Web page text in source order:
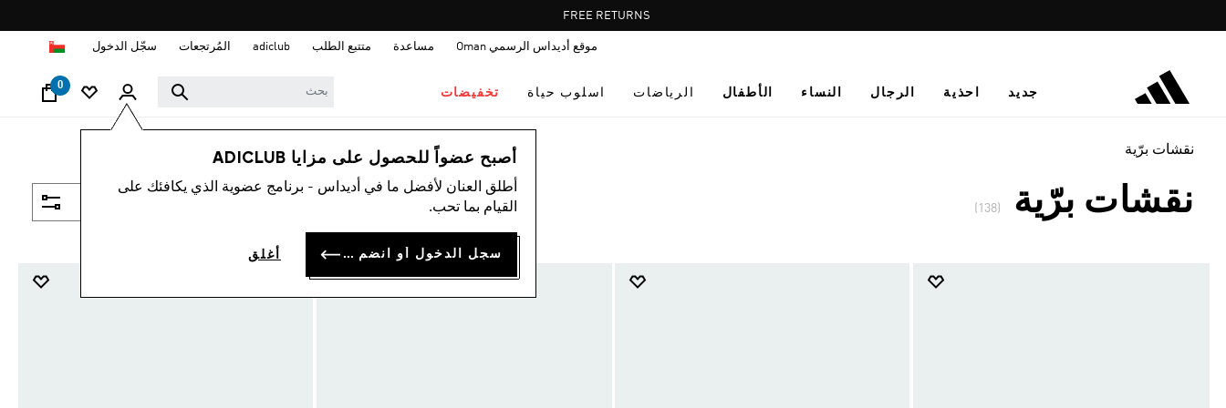
Pause
promotion
FREE RETURNS
موقع أديداس الرسمي Oman مساعدة متتبع الطلب adiclub المُرتجعات سجّل الدخول
جديد احذية الرجال النساء الأطفال الرياضات اسلوب حياة تخفيضات
0
أصبح عضواً للحصول على مزايا ADICLUB
أطلق العنان لأفضل ما في أديداس - برنامج عضوية الذي يكافئك على
القيام بما تحب.
سجل الدخول أو انضم الآن أغلق
نقشات برّية
نقشات برّية (138)